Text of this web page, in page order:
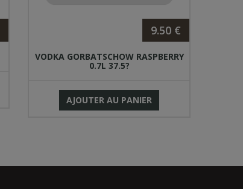
9.50 €
VODKA GORBATSCHOW RASPBERRY
0.7L 37.5?
AJOUTER AU PANIER